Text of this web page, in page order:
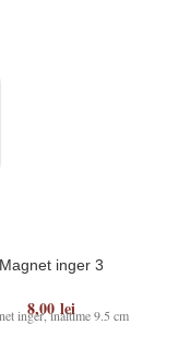
Magnet inger 3
8,00 lei
inger, inaltime 9.5 cm